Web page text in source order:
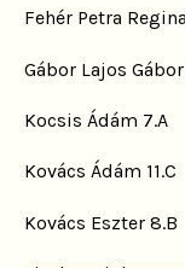
Fehér Petra
Gábor Lajos Gábor
Kocsis Ádám 7.A
Kovács Ádám 11.C
Kovács Eszter 8.B